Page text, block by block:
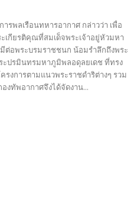
รพลเรือนทหารอากาศ กล่าวว่า เพื่อ
เกียรติคุณที่สมเด็จพระเจ้าอยู่หัวมหา
ต่อพระบรมราชชนก น้อมรำลึกถึงพระ
ปรมินทรมหาภูมิพลอดุลยเดช ที่ทรง
งการตามแนวพระราชดำริต่างๆ รวม
งทัพอากาศจึงได้จัดงาน...